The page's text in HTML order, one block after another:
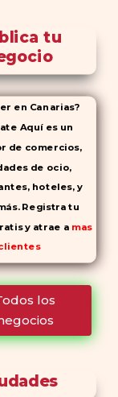
tu
en Canarias?
Aquí es un
de comercios,
de ocio,
hoteles, y
Registra tu
y atrae a mas
los